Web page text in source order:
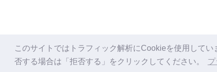
このサイトではトラフィック解析にCookieを使用して
否する場合は「拒否する」をクリックしてください。